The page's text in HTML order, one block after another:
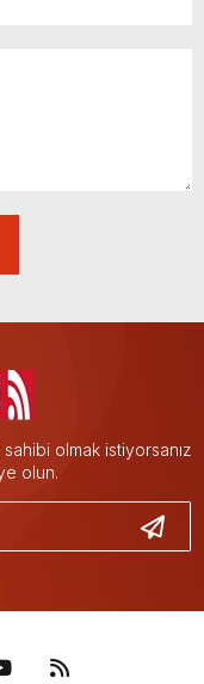
olmak istiyorsanız
olun.